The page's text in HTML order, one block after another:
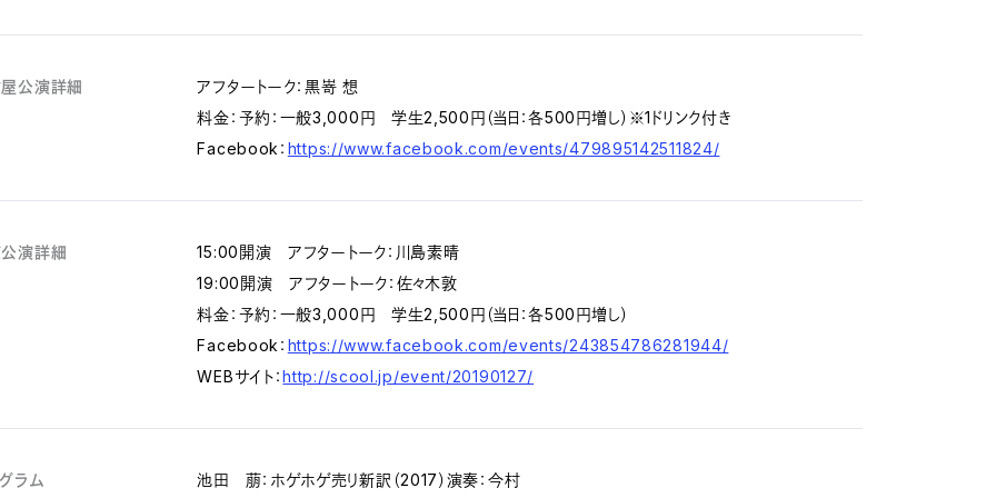
公演詳細
アフタートーク：黒嵜 想
料金：予約：一般3,000円 学生2,500円（当日：各500円増し）※1ドリンク付き
Facebook： https://www.facebook.com/events/479895142511824/
演詳細
15:00開演 アフタートーク：川島素晴
19:00開演 アフタートーク：佐々木敦
料金：予約：一般3,000円 学生2,500円（当日：各500円増し）
Facebook： https://www.facebook.com/events/243854786281944/
WEBサイト：http://scool.jp/event/20190127/
ラム 池田 萠：ホゲホゲ売り新訳（2017）演奏：今村